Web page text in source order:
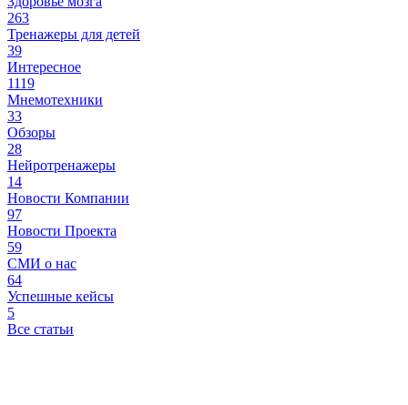
263
Тренажеры для детей
39
Интересное
1119
Мнемотехники
33
Обзоры
28
Нейротренажеры
14
Новости Компании
97
Новости Проекта
59
СМИ о нас
64
Успешные кейсы
5
Все статьи